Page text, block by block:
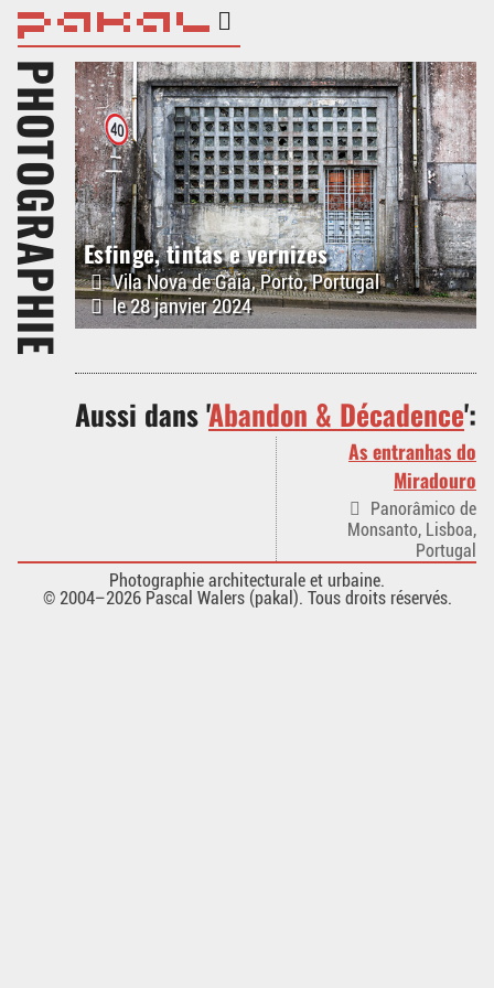
PHOTOGRAPHIE Esfinge, tintas e vernizes
Vila Nova de Gaia, Porto, Portugal
le 28 janvier 2024
Aussi dans 'Abandon & Décadence':
As entranhas do
Miradouro
Panorâmico de
Monsanto, Lisboa,
Portugal
Photographie architecturale et urbaine.
© 2004–2026 Pascal Walers (pakal). Tous droits réservés.